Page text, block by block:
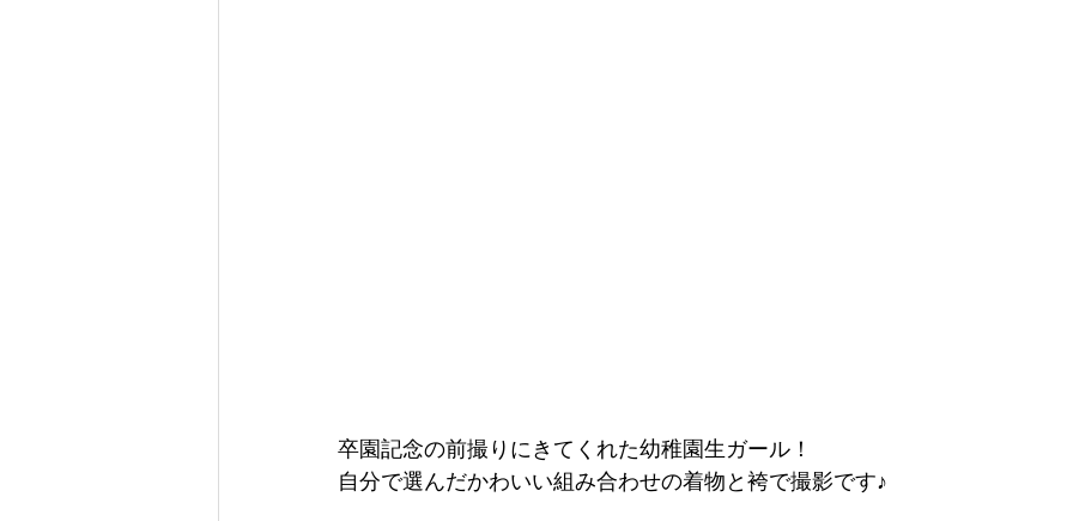
卒園記念の前撮りにきてくれた幼稚園生ガール！
自分で選んだかわいい組み合わせの着物と袴で撮影です♪